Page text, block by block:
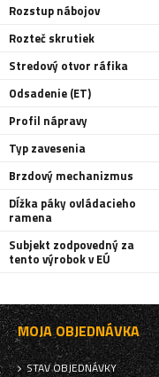
Rozstup nábojov
Rozteč skrutiek
Stredový otvor ráfika
Odsadenie (ET)
Profil nápravy
Typ zavesenia
Brzdový mechanizmus
Dĺžka páky ovládacieho
ramena
Subjekt zodpovedný za
tento výrobok v EÚ
MOJA OBJEDNÁVKA
STAV OBJEDNÁVKY